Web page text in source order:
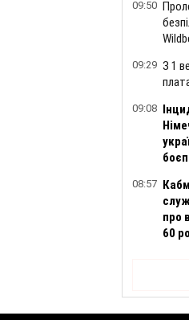
09:50
09:29 З 1
09:08
08:57
про
60